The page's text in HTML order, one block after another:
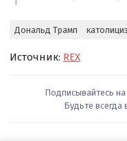
Дональд Трамп
Источник: REX
Подписывайтесь
Будьте всегда